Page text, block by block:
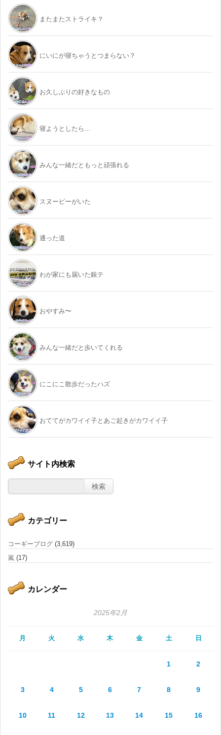
またまたストライキ？
にいにが寝ちゃうとつまらない？
お久しぶりの好きなもの
寝ようとしたら…
みんな一緒だともっと頑張れる
スヌーピーがいた
通った道
わが家にも届いた銀テ
おやすみ〜
みんな一緒だと歩いてくれる
にこにこ散歩だったハズ
おててがカワイイ子とあご起きがカワイイ子
サイト内検索
カテゴリー
コーギーブログ (3,619)
嵐 (17)
カレンダー
2025年2月
月 火 水 木 金 土 日
1 2
3 4 5 6 7 8 9
10 11 12 13 14 15 16